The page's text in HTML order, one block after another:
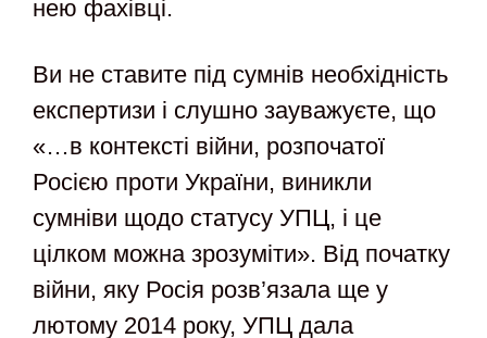
нею фахівці.
Ви не ставите під сумнів необхідність
експертизи і слушно зауважуєте, що
«…в контексті війни, розпочатої
Росією проти України, виникли
сумніви щодо статусу УПЦ, і це
цілком можна зрозуміти». Від початку
війни, яку Росія розв’язала ще у
лютому 2014 року, УПЦ дала